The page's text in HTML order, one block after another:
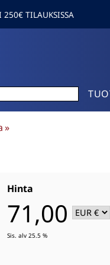
TILAUKSISSA
‪»
Hinta
71,00
Sis. alv 25.5 %